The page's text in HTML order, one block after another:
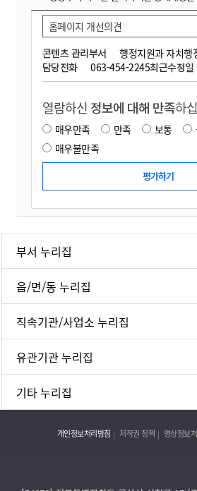
콘텐츠 관리부서
행정지원과 자치행
담당전화
063-454-2245최근수정일
홈페이지 개선의견
열람하신 정보에 대해 만족하
매우만족 만족 보통
매우불만족
부서 누리집
읍/면/동 누리집
직속기관/사업소 누리집
유관기관 누리집
기타 누리집
개인정보처리방침 저작권 정책 영상정보